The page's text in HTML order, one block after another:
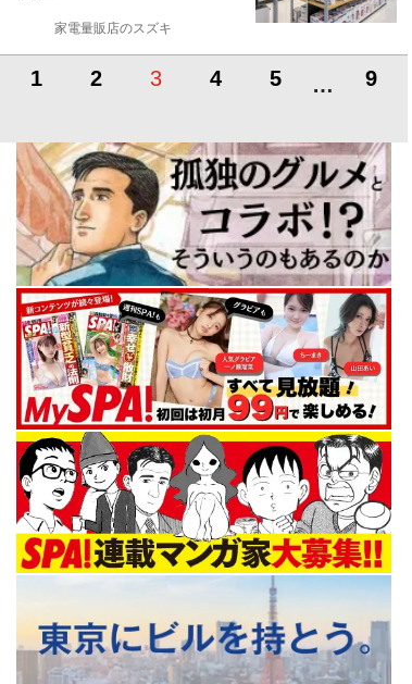
家電量販店のスズキ
1 2 3 4 5 … 9